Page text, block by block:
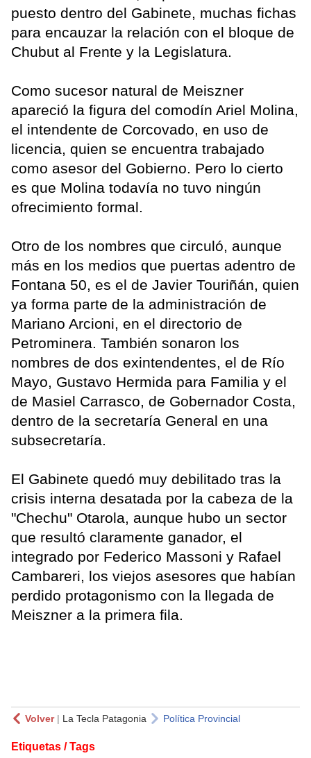
puesto dentro del Gabinete, muchas fichas
para encauzar la relación con el bloque de
Chubut al Frente y la Legislatura.
Como sucesor natural de Meiszner
apareció la figura del comodín Ariel Molina,
el intendente de Corcovado, en uso de
licencia, quien se encuentra trabajado
como asesor del Gobierno. Pero lo cierto
es que Molina todavía no tuvo ningún
ofrecimiento formal.
Otro de los nombres que circuló, aunque
más en los medios que puertas adentro de
Fontana 50, es el de Javier Touriñán, quien
ya forma parte de la administración de
Mariano Arcioni, en el directorio de
Petrominera. También sonaron los
nombres de dos exintendentes, el de Río
Mayo, Gustavo Hermida para Familia y el
de Masiel Carrasco, de Gobernador Costa,
dentro de la secretaría General en una
subsecretaría.
El Gabinete quedó muy debilitado tras la
crisis interna desatada por la cabeza de la
"Chechu" Otarola, aunque hubo un sector
que resultó claramente ganador, el
integrado por Federico Massoni y Rafael
Cambareri, los viejos asesores que habían
perdido protagonismo con la llegada de
Meiszner a la primera fila.
Volver| La Tecla Patagonia Política Provincial
Etiquetas / Tags